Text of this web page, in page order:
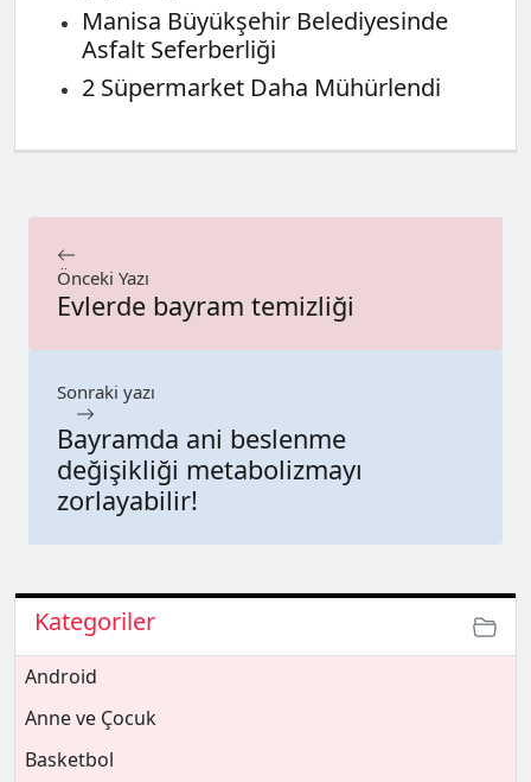
Manisa Büyükşehir Belediyesinde
Asfalt Seferberliği
2 Süpermarket Daha Mühürlendi
Önceki Yazı
Evlerde bayram temizliği
Sonraki yazı
Bayramda ani beslenme
değişikliği metabolizmayı
zorlayabilir!
Kategoriler
Android
Anne ve Çocuk
Basketbol